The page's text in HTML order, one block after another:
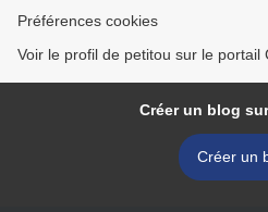
Préférences cookies
Voir le profil de petitou sur le portail
Créer un blog
Créer un